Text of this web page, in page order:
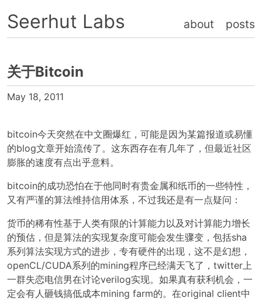
Seerhut Labs about posts
关于Bitcoin
May 18, 2011
bitcoin今天突然在中文圈爆红，可能是因为某篇报道或易懂
的blog文章开始流传了。这东西存在有几年了，但最近社区
膨胀的速度有点出乎意料。
bitcoin的成功恐怕在于他同时有贵金属和纸币的一些特性，
又有严谨的算法维持信用体系，不过我还是有一点疑问：
货币的稀有性基于人类有限的计算能力以及对计算能力增长
的预估，但是算法的实现复杂度可能会发生骤变，包括sha
系列算法实现方式的进步，专有硬件的出现，这不是幻想，
openCL/CUDA系列的mining程序已经满天飞了，twitter上
一群失恋电信男在讨论verilog实现。如果真有获利机会，一
定会有人砸钱搞低成本mining farm的。在original client中